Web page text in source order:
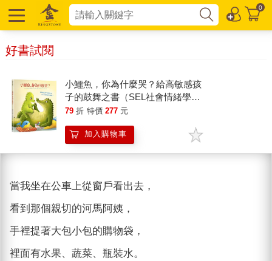
0
好書試閱
小鱷魚，你為什麼哭？給高敏感孩
子的鼓舞之書（SEL社會情緒學習
繪本）
79 折 特價 277 元
加入購物車
當我坐在公車上從窗戶看出去，
看到那個親切的河馬阿姨，
手裡提著大包小包的購物袋，
裡面有水果、蔬菜、瓶裝水。